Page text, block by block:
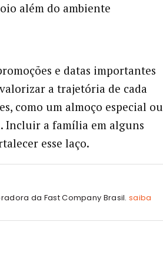
além do ambiente
e datas importantes
a trajetória de cada
como um almoço especial ou
Incluir a família em alguns
esse laço.
da Fast Company Brasil.saiba